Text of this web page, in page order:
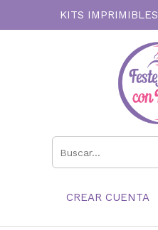
KITS
CREAR CUENTA